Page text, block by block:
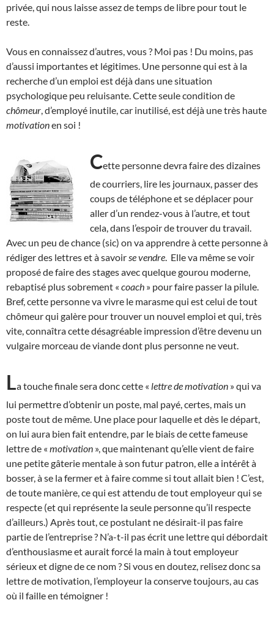
privée, qui nous laisse assez de temps de libre pour tout le
reste.
Vous en connaissez d’autres, vous ? Moi pas ! Du moins, pas
d’aussi importantes et légitimes. Une personne qui est à la
recherche d’un emploi est déjà dans une situation
psychologique peu reluisante. Cette seule condition de
chômeur , d’employé inutile, car inutilisé, est déjà une très haute
motivationen soi !
Cette personne devra faire des dizaines
de courriers, lire les journaux, passer des
coups de téléphone et se déplacer pour
aller d’un rendez-vous à l’autre, et tout
cela, dans l’espoir de trouver du travail.
Avec un peu de chance (sic) on va apprendre à cette personne à
rédiger des lettres et à savoir se vendre . Elle va même se voir
proposé de faire des stages avec quelque gourou moderne,
rebaptisé plus sobrement « coach » pour faire passer la pilule.
Bref, cette personne va vivre le marasme qui est celui de tout
chômeur qui galère pour trouver un nouvel emploi et qui, très
vite, connaîtra cette désagréable impression d’être devenu un
vulgaire morceau de viande dont plus personne ne veut.
La touche finale sera donc cette « lettre de motivation » qui va
lui permettre d’obtenir un poste, mal payé, certes, mais un
poste tout de même. Une place pour laquelle et dès le départ,
on lui aura bien fait entendre, par le biais de cette fameuse
lettre de « motivation », que maintenant qu’elle vient de faire
une petite gâterie mentale à son futur patron, elle a intérêt à
bosser, à se la fermer et à faire comme si tout allait bien ! C’est,
de toute manière, ce qui est attendu de tout employeur qui se
respecte (et qui représente la seule personne qu’il respecte
d’ailleurs.) Après tout, ce postulant ne désirait-il pas faire
partie de l’entreprise ? N’a-t-il pas écrit une lettre qui débordait
d’enthousiasme et aurait forcé la main à tout employeur
sérieux et digne de ce nom ? Si vous en doutez, relisez donc sa
lettre de motivation, l’employeur la conserve toujours, au cas
où il faille en témoigner !